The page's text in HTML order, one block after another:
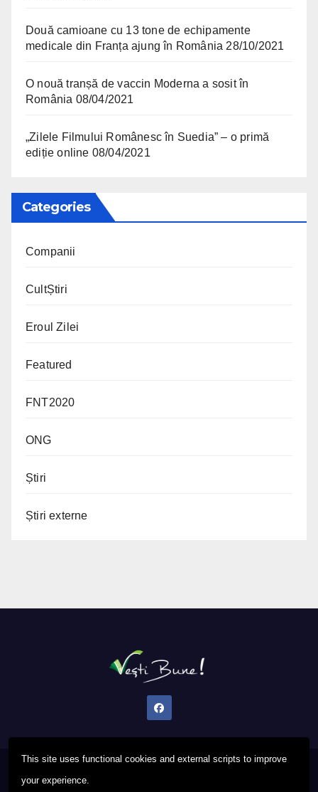
This site uses functional cookies and external scripts to improve
your experience.
Două camioane cu 13 tone de echipamente
medicale din Franța ajung în România 28/10/2021
O nouă tranșă de vaccin Moderna a sosit în
România 08/04/2021
„Zilele Filmului Românesc în Suedia” – o primă
ediție online 08/04/2021
Categories
Companii
CultȘtiri
Eroul Zilei
Featured
FNT2020
ONG
Știri
Știri externe
Proudly powered by WordPress